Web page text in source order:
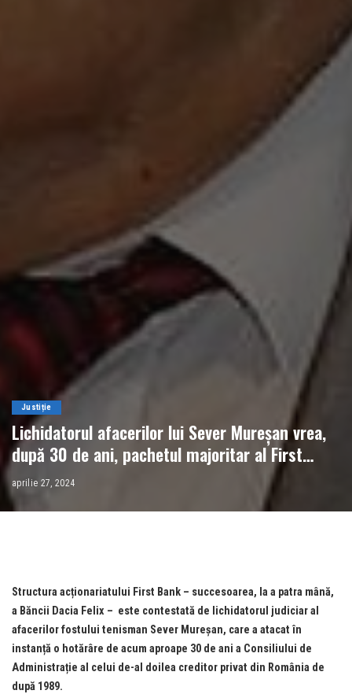
Justiție
Lichidatorul afacerilor lui Sever Mureșan vrea,
după 30 de ani, pachetul majoritar al First
Bank, în curs de vânzare. Cât ar accepta la
negocieri
aprilie 27, 2024
Structura acționariatului First Bank – succesoarea, la a patra mână,
a Băncii Dacia Felix – este contestată de lichidatorul judiciar al
afacerilor fostului tenisman Sever Mureșan, care a atacat în
instanță o hotărâre de acum aproape 30 de ani a Consiliului de
Administrație al celui de-al doilea creditor privat din România de
după 1989.